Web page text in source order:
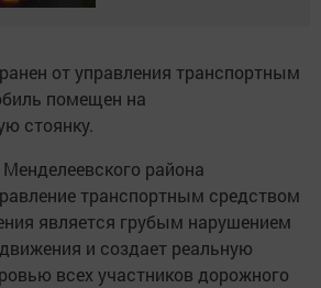
от управления транспортным
помещен на
стоянку.
района
транспортным средством
является грубым нарушением
и создает реальную
всех участников дорожного